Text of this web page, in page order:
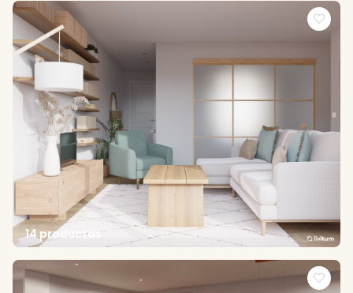
14 productos